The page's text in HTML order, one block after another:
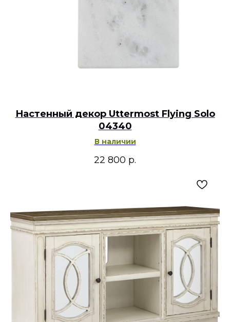
Настенный декор Uttermost Flying Solo
04340
В наличии
22 800 р.